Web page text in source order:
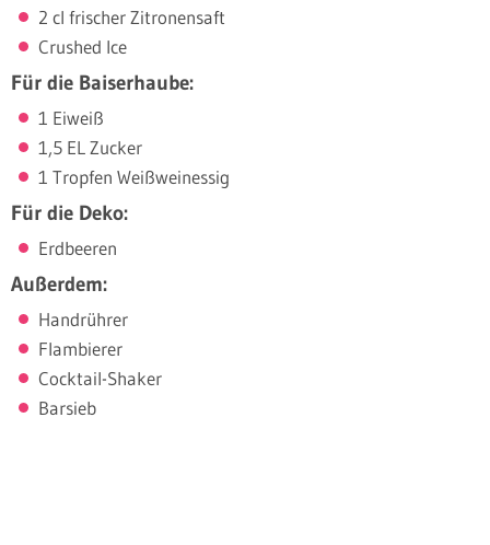
2 cl frischer Zitronensaft
Crushed Ice
Für die Baiserhaube:
1 Eiweiß
1,5 EL Zucker
1 Tropfen Weißweinessig
Für die Deko:
Erdbeeren
Außerdem:
Handrührer
Flambierer
Cocktail-Shaker
Barsieb